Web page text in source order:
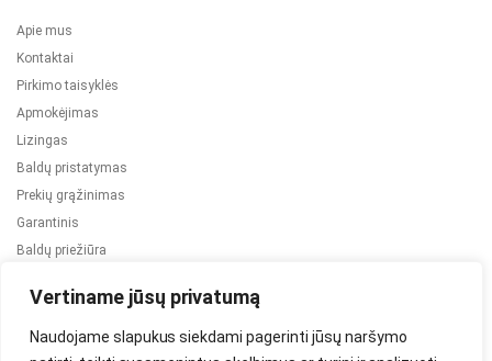
Vertiname jūsų privatumą
Naudojame slapukus siekdami pagerinti jūsų naršymo
Apie mus
Kontaktai
Pirkimo taisyklės
Apmokėjimas
Lizingas
Baldų pristatymas
Prekių grąžinimas
Garantinis
Baldų priežiūra